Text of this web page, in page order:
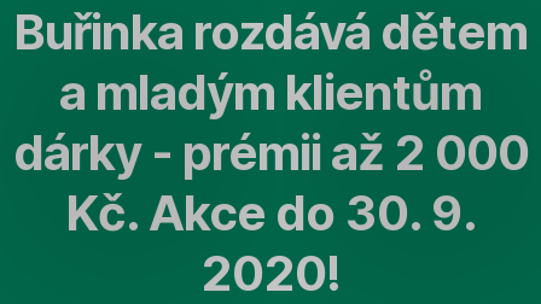
Buřinka rozdává dětem
a mladým klientům
dárky - prémii až 2 000
Kč. Akce do 30. 9.
2020!